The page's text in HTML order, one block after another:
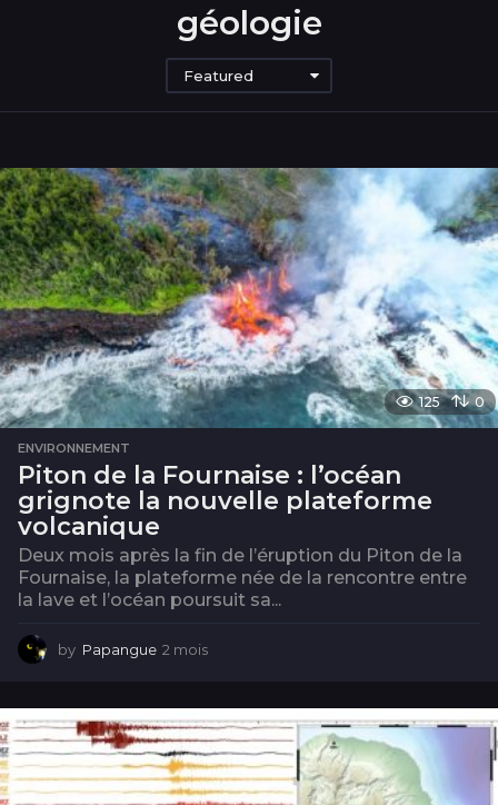
géologie
Featured
125 0
ENVIRONNEMENT
Piton de la Fournaise : l’océan
grignote la nouvelle plateforme
volcanique
Deux mois après la fin de l’éruption du Piton de la
Fournaise, la plateforme née de la rencontre entre
la lave et l’océan poursuit sa...
by Papangue 2 mois
i
s